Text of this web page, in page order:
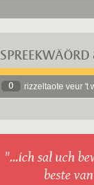
SPREEKWÄÖRD
0 rizzeltaote veur 't
"...ich sal uch
beste